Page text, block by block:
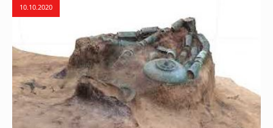
10.10.2020